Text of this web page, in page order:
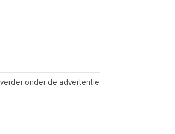
onder de advertentie